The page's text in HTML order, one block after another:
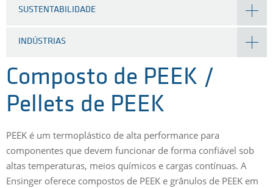
SUSTENTABILIDADE
INDÚSTRIAS
Composto de PEEK /
Pellets de PEEK
PEEK é um termoplástico de alta performance para
componentes que devem funcionar de forma confiável sob
altas temperaturas, meios químicos e cargas contínuas. A
Ensinger oferece compostos de PEEK e grânulos de PEEK em